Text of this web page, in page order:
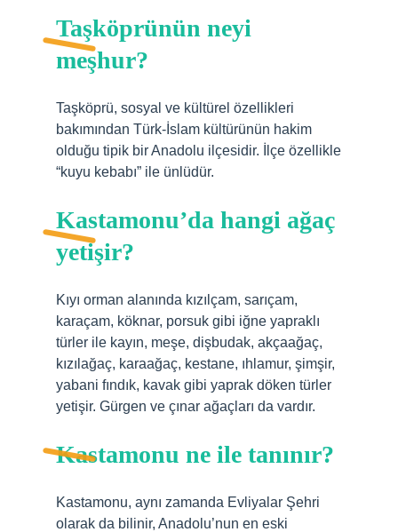
Taşköprünün neyi
meşhur?
Taşköprü, sosyal ve kültürel özellikleri
bakımından Türk-İslam kültürünün hakim
olduğu tipik bir Anadolu ilçesidir. İlçe özellikle
“kuyu kebabı” ile ünlüdür.
Kastamonu’da hangi ağaç
yetişir?
Kıyı orman alanında kızılçam, sarıçam,
karaçam, köknar, porsuk gibi iğne yapraklı
türler ile kayın, meşe, dişbudak, akçaağaç,
kızılağaç, karaağaç, kestane, ıhlamur, şimşir,
yabani fındık, kavak gibi yaprak döken türler
yetişir. Gürgen ve çınar ağaçları da vardır.
Kastamonu ne ile tanınır?
Kastamonu, aynı zamanda Evliyalar Şehri
olarak da bilinir, Anadolu’nun en eski